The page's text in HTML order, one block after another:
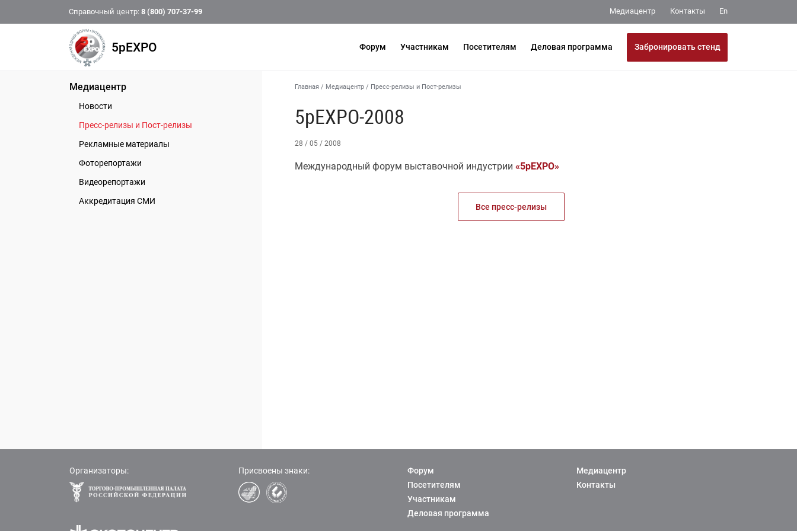
Справочный центр: 8 (800) 707-37-99 Медиацентр Контакты En
5pEXPO Форум Участникам Посетителям Деловая программа Забронировать стенд
Медиацентр
Новости
Пресс-релизы и Пост-релизы
Рекламные материалы
Фоторепортажи
Видеорепортажи
Аккредитация СМИ
Главная / Медиацентр / Пресс-релизы и Пост-релизы
5pEXPO-2008
28 / 05 / 2008
Международный форум выставочной индустрии «5pEXPO»
Все пресс-релизы
Организаторы: Присвоены знаки:
Форум
Посетителям
Участникам
Деловая программа
Медиацентр
Контакты